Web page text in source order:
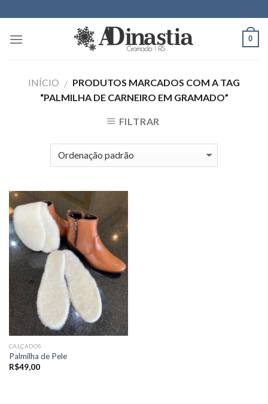
to
content
0
INÍCIO / PRODUTOS MARCADOS COM A TAG
“PALMILHA DE CARNEIRO EM GRAMADO”
FILTRAR
CALÇADOS
Palmilha de Pele
R$49,00